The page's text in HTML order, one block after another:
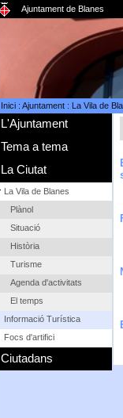
Ajuntament de Blanes
Inici: Ajuntament: La Vila de
L'Ajuntament
Tema a tema
La Ciutat
La Vila de Blanes
Plànol
Situació
Història
Turisme
Agenda d'activitats
El temps
Informació Turística
Focs d'artifici
Ciutadans